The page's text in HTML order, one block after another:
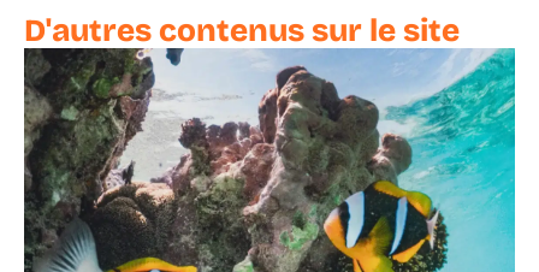
D'autres contenus sur le site